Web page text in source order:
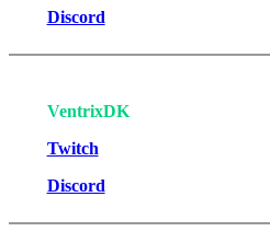
Discord
VentrixDK
Twitch
Discord